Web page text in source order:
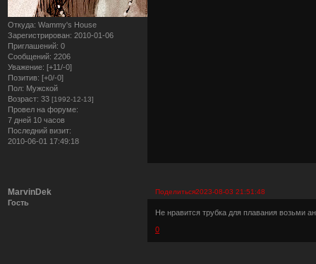
Откуда: Wammy's House
Зарегистрирован: 2010-01-06
Приглашений: 0
Сообщений: 2206
Уважение: [+11/-0]
Позитив: [+0/-0]
Пол: Мужской
Возраст: 33 [1992-12-13]
Провел на форуме:
7 дней 10 часов
Последний визит:
2010-06-01 17:49:18
Поделиться2023-08-03 21:51:48
MarvinDek
Гость
Не нравится трубка для плавания возьми
0